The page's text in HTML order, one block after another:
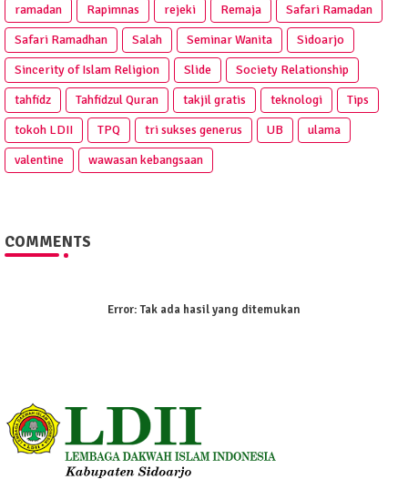
ramadan
Rapimnas rejeki Remaja
Safari Ramadan
Safari Ramadhan
Salah Seminar Wanita
Sidoarjo
Sincerity of Islam Religion
Slide
Society Relationship
tahfidz
Tahfidzul Quran takjil gratis teknologi
Tips
tokoh LDII
TPQ tri sukses generus UB
ulama
valentine
wawasan kebangsaan
COMMENTS
Error:Tak ada hasil yang ditemukan